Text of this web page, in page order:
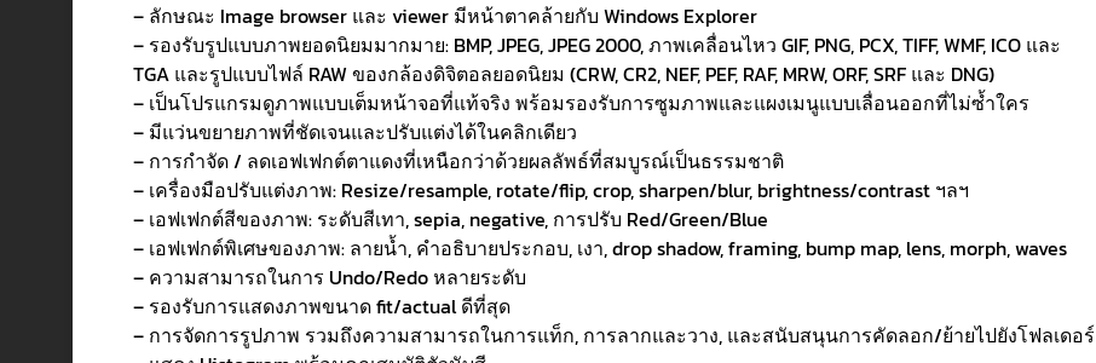
– ลักษณะ Image browser และ viewer มีหน้าตาคล้ายกับ Windows Explorer
– รองรับรูปแบบภาพยอดนิยมมากมาย: BMP, JPEG, JPEG 2000, ภาพเคลื่อนไหว GIF, PNG, PCX, TIFF, WMF, ICO และ
TGA และรูปแบบไฟล์ RAW ของกล้องดิจิตอลยอดนิยม (CRW, CR2, NEF, PEF, RAF, MRW, ORF, SRF และ DNG)
– เป็นโปรแกรมดูภาพแบบเต็มหน้าจอที่แท้จริง พร้อมรองรับการซูมภาพและแผงเมนูแบบเลื่อนออกที่ไม่ซ้ำใคร
– มีแว่นขยายภาพที่ชัดเจนและปรับแต่งได้ในคลิกเดียว
– การกำจัด / ลดเอฟเฟกต์ตาแดงที่เหนือกว่าด้วยผลลัพธ์ที่สมบูรณ์เป็นธรรมชาติ
– เครื่องมือปรับแต่งภาพ: Resize/resample, rotate/flip, crop, sharpen/blur, brightness/contrast ฯลฯ
– เอฟเฟกต์สีของภาพ: ระดับสีเทา, sepia, negative, การปรับ Red/Green/Blue
– เอฟเฟกต์พิเศษของภาพ: ลายน้ำ, คำอธิบายประกอบ, เงา, drop shadow, framing, bump map, lens, morph, waves
– ความสามารถในการ Undo/Redo หลายระดับ
– รองรับการแสดงภาพขนาด fit/actual ดีที่สุด
– การจัดการรูปภาพ รวมถึงความสามารถในการแท็ก, การลากและวาง, และสนับสนุนการคัดลอก/ย้ายไปยังโฟลเดอร์